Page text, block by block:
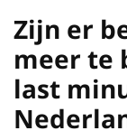
Zijn er
meer te
last